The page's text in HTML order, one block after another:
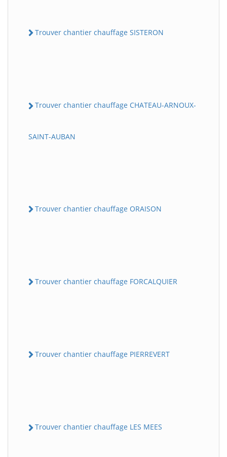
Trouver chantier chauffage SISTERON
Trouver chantier chauffage CHATEAU-ARNOUX-
SAINT-AUBAN
Trouver chantier chauffage ORAISON
Trouver chantier chauffage FORCALQUIER
Trouver chantier chauffage PIERREVERT
Trouver chantier chauffage LES MEES